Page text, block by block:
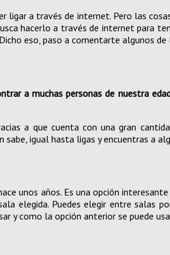
ligar a través de internet. Pero las
hacerlo a través de internet para
eso, paso a comentarte algunos
a muchas personas de nuestra
a que cuenta con una gran
igual hasta ligas y encuentras a
unos años. Es una opción
elegida. Puedes elegir entre salas
y como la opción anterior se puede